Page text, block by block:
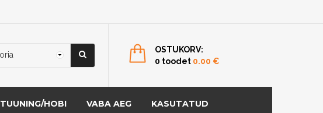
OSTUKORV:
0 toodet 0.00 €
TUUNING/HOBI VABA AEG KASUTATUD